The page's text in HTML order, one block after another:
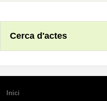
Cerca d'actes
Inici